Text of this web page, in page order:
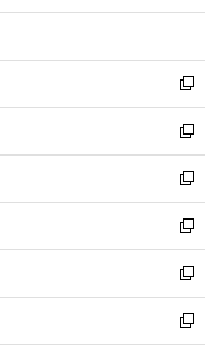
開
ウ
開
く
ン
ウ
で
開
く
ウ
ン
ド
ウ
で
開
く
新
し
い
ウ
ィ
ン
ド
ウ
で
開
く
新
し
い
ウ
ィ
ン
ド
ウ
で
開
新
し
い
ウ
ィ
ン
ド
ウ
新
し
い
ウ
ィ
ン
新
し
い
ウ
新
し